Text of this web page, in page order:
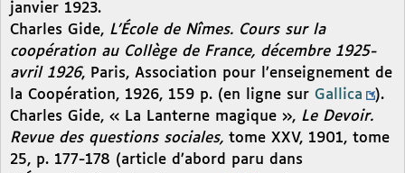
janvier 1923.
Charles Gide, L’École de Nîmes. Cours sur la
coopération au Collège de France, décembre 1925-
avril 1926, Paris, Association pour l’enseignement de
la Coopération, 1926, 159 p. (en ligne sur Gallica
).
Charles Gide, « La Lanterne magique », Le Devoir.
Revue des questions sociales, tome XXV, 1901, tome
25, p. 177-178 (article d’abord paru dans